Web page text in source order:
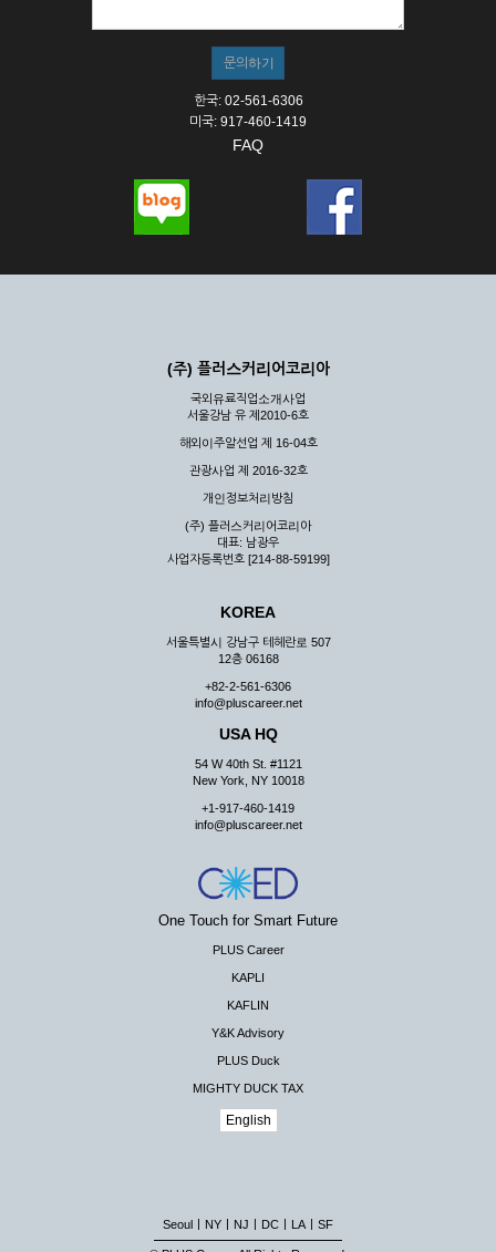
한국: 02-561-6306
미국: 917-460-1419
FAQ
(주) 플러스커리어코리아
국외유료직업소개사업
서울강남 유 제2010-6호
해외이주알선업 제 16-04호
관광사업 제 2016-32호
개인정보처리방침
(주) 플러스커리어코리아
대표: 남광우
사업자등록번호 [214-88-59199]
KOREA
서울특별시 강남구 테헤란로 507
12층 06168
+82-2-561-6306
info@pluscareer.net
USA HQ
54 W 40th St. #1121
New York, NY 10018
+1-917-460-1419
info@pluscareer.net
One Touch for Smart Future
PLUS Career
KAPLI
KAFLIN
Y&K Advisory
PLUS Duck
MIGHTY DUCK TAX
English
Seoul NY NJ DC LA SF